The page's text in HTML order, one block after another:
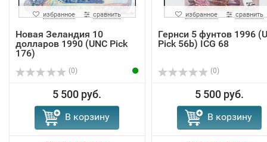
избранное сравнить
Новая Зеландия 10
долларов 1990 (UNC Pick
176)
(0)
5 500 руб.
В корзину
избранное сравнить
Гернси 5 фунтов 1996
Pick 56b) ICG 68
(0)
5 500 руб.
В корзину